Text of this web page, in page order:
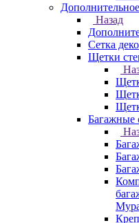
Назад
Сетка
Щетки
Багажные